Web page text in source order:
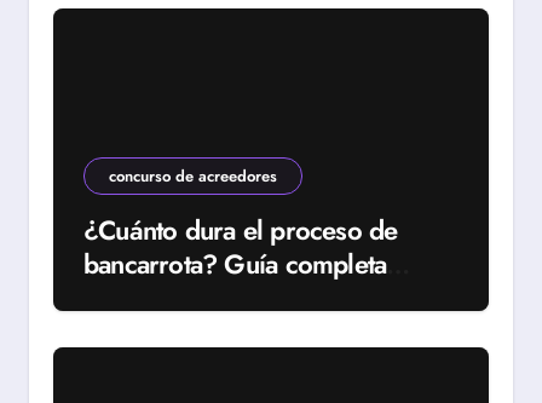
concurso de acreedores
¿Cuánto dura el proceso de
bancarrota? Guía completa